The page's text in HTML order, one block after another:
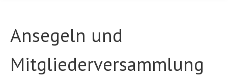
Ansegeln und
Mitgliederversammlung